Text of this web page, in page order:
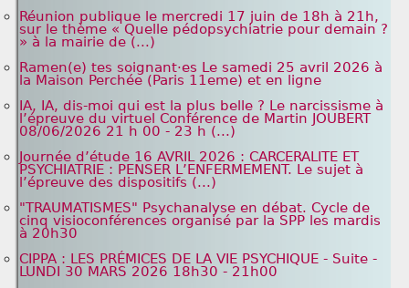
Réunion publique le mercredi 17 juin de 18h à 21h,
sur le thème « Quelle pédopsychiatrie pour demain ?
» à la mairie de (...)
Ramen(e) tes soignant·es Le samedi 25 avril 2026 à
la Maison Perchée (Paris 11eme) et en ligne
IA, IA, dis-moi qui est la plus belle ? Le narcissisme à
l’épreuve du virtuel Conférence de Martin JOUBERT
08/06/2026 21 h 00 - 23 h (...)
Journée d’étude 16 AVRIL 2026 : CARCERALITE ET
PSYCHIATRIE : PENSER L’ENFERMEMENT. Le sujet à
l’épreuve des dispositifs (...)
"TRAUMATISMES" Psychanalyse en débat. Cycle de
cinq visioconférences organisé par la SPP les mardis
à 20h30
CIPPA : LES PRÉMICES DE LA VIE PSYCHIQUE - Suite -
LUNDI 30 MARS 2026 18h30 - 21h00